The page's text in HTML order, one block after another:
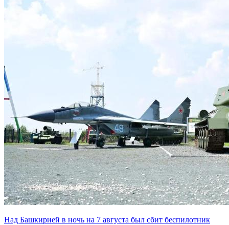
Над Башкирией в ночь на 7 августа был сбит беспилотник